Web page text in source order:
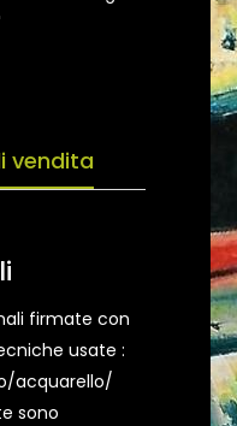
vendita
firmate con
usate :
acquarello/
sono